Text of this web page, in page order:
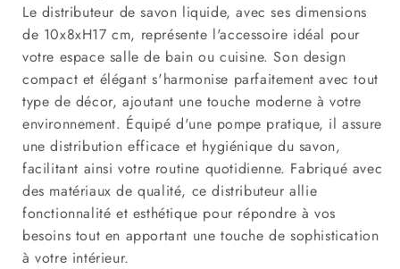
Le distributeur de savon liquide, avec ses dimensions
de 10x8xH17 cm, représente l'accessoire idéal pour
votre espace salle de bain ou cuisine. Son design
compact et élégant s'harmonise parfaitement avec tout
type de décor, ajoutant une touche moderne à votre
environnement. Équipé d'une pompe pratique, il assure
une distribution efficace et hygiénique du savon,
facilitant ainsi votre routine quotidienne. Fabriqué avec
des matériaux de qualité, ce distributeur allie
fonctionnalité et esthétique pour répondre à vos
besoins tout en apportant une touche de sophistication
à votre intérieur.